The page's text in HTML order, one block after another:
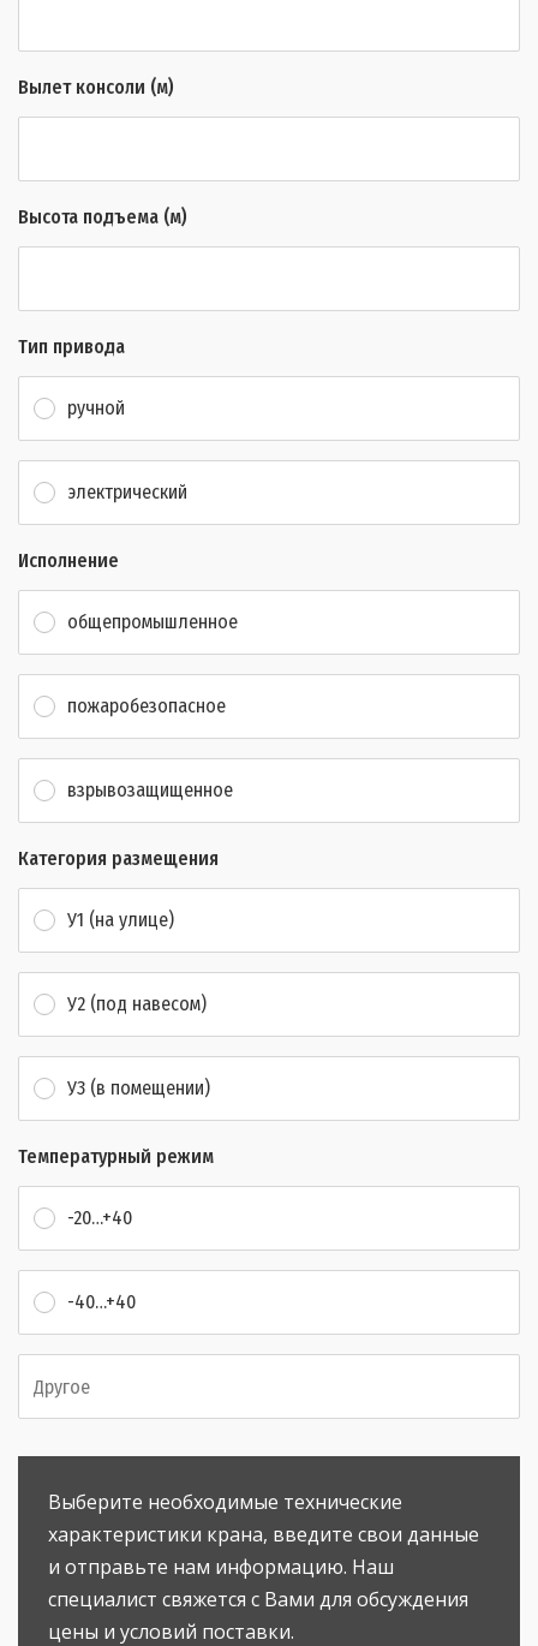
Вылет консоли (м)
Высота подъема (м)
Тип привода
ручной
электрический
Исполнение
общепромышленное
пожаробезопасное
взрывозащищенное
Категория размещения
У1 (на улице)
У2 (под навесом)
У3 (в помещении)
Температурный режим
-20…+40
-40…+40
Выберите необходимые технические
характеристики крана, введите свои данные
и отправьте нам информацию. Наш
специалист свяжется с Вами для обсуждения
цены и условий поставки.